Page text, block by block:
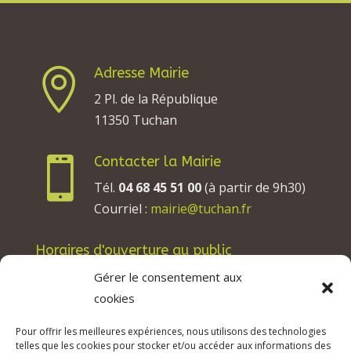
Gérer le consentement aux
cookies
Pour offrir les meilleures expériences, nous utilisons des technologies
telles que les cookies pour stocker et/ou accéder aux informations des

Adresse Mairie
2 Pl. de la République
11350 Tuchan

Contacter la Mairie
Tél. 04 68 45 51 00(à partir de 9h30)
Courriel : mairie@tuchan.fr
Horaires d'ouverture au public
Les lundis, mardis et jeudis : de 8h à 12h et de
13h30 à 17h30.
Les vendredis : de 8h à 12h.